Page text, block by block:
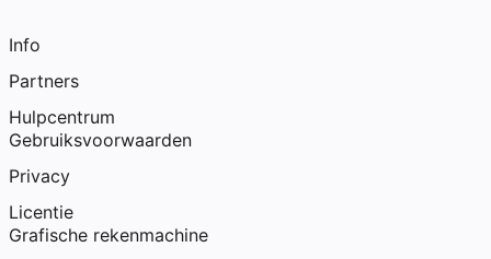
Info
Partners
Hulpcentrum
Gebruiksvoorwaarden
Privacy
Licentie
Grafische rekenmachine